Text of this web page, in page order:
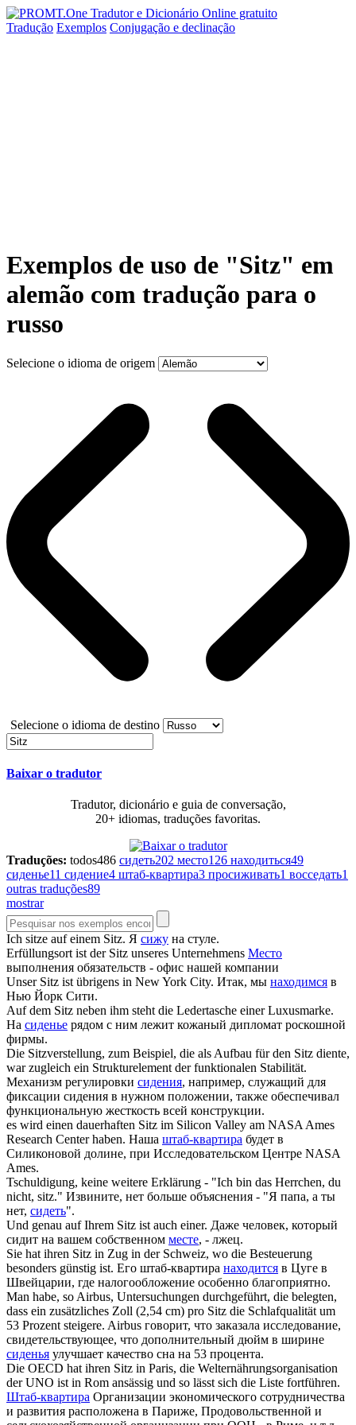
Tradução Exemplos Conjugação e declinação
Exemplos de uso de "Sitz" em
alemão com tradução para o
russo
Selecione o idioma de origem
Selecione o idioma de destino
Baixar o tradutor
Tradutor, dicionário e guia de conversação,
20+ idiomas, traduções favoritas.
Traduções: todos486 сидеть202 место126 находиться49
сиденье11 сидение4 штаб-квартира3 просиживать1 восседать1
outras traduções89
mostrar
Ich sitze auf einem Sitz. Я сижу на стуле.
Erfüllungsort ist der Sitz unseres Unternehmens Место
выполнения обязательств - офис нашей компании
Unser Sitz ist übrigens in New York City. Итак, мы находимся в
Нью Йорк Сити.
Auf dem Sitz neben ihm steht die Ledertasche einer Luxusmarke.
На сиденье рядом с ним лежит кожаный дипломат роскошной
фирмы.
Die Sitzverstellung, zum Beispiel, die als Aufbau für den Sitz diente,
war zugleich ein Strukturelement der funktionalen Stabilität.
Механизм регулировки сидения, например, служащий для
фиксации сидения в нужном положении, также обеспечивал
функциональную жесткость всей конструкции.
es wird einen dauerhaften Sitz im Silicon Valley am NASA Ames
Research Center haben. Наша штаб-квартира будет в
Силиконовой долине, при Исследовательском Центре NASA
Ames.
Tschuldigung, keine weitere Erklärung - "Ich bin das Herrchen, du
nicht, sitz." Извините, нет больше объяснения - "Я папа, а ты
нет, сидеть".
Und genau auf Ihrem Sitz ist auch einer. Даже человек, который
сидит на вашем собственном месте, - лжец.
Sie hat ihren Sitz in Zug in der Schweiz, wo die Besteuerung
besonders günstig ist. Его штаб-квартира находится в Цуге в
Швейцарии, где налогообложение особенно благоприятно.
Man habe, so Airbus, Untersuchungen durchgeführt, die belegten,
dass ein zusätzliches Zoll (2,54 cm) pro Sitz die Schlafqualität um
53 Prozent steigere. Airbus говорит, что заказала исследование,
свидетельствующее, что дополнительный дюйм в ширине
сиденья улучшает качество сна на 53 процента.
Die OECD hat ihren Sitz in Paris, die Welternährungsorganisation
der UNO ist in Rom ansässig und so lässt sich die Liste fortführen.
Штаб-квартира Организации экономического сотрудничества
и развития расположена в Париже, Продовольственной и